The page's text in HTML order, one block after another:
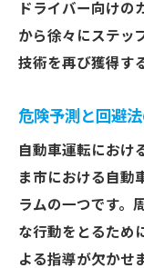
ドライバー向けの
から徐々にステッ
技術を再び獲得す
危険予測と回避
自動車運転におけ
ま市における自動
ラムの一つです。
な行動をとるため
よる指導が欠かせ